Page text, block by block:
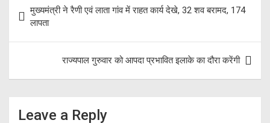
k
p
navigation
मुख्यमंत्री ने रैणी एवं लाता गांव में राहत कार्य देखे, 32 शव बरामद, 174
लापता
राज्यपाल गुरुवार को आपदा प्रभावित इलाके का दौरा करेंगी
Leave a Reply